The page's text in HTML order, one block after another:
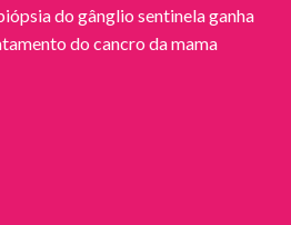
do gânglio sentinela ganha
do cancro da mama